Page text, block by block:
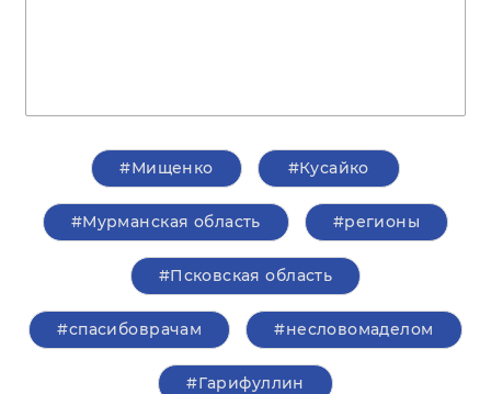
#Мищенко #Кусайко
#Мурманская область #регионы
#Псковская область
#спасибоврачам #несловомаделом
#Гарифуллин